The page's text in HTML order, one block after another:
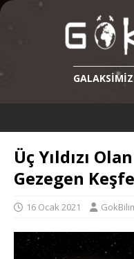
Üç Yıldızı
Gezegen
16 Ocak 2021